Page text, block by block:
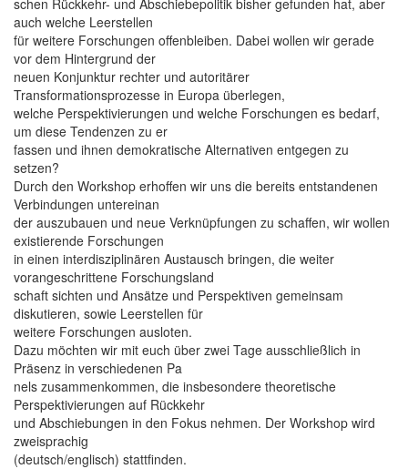
auch welche Leerstellen
für weitere Forschungen offenbleiben. Dabei wollen wir gerade
vor dem Hintergrund der
neuen Konjunktur rechter und autoritärer
Transformationsprozesse in Europa überlegen,
welche Perspektivierungen und welche Forschungen es bedarf,
um diese Tendenzen zu er
fassen und ihnen demokratische Alternativen entgegen zu
setzen?
Durch den Workshop erhoffen wir uns die bereits entstandenen
Verbindungen untereinan
der auszubauen und neue Verknüpfungen zu schaffen, wir wollen
existierende Forschungen
in einen interdisziplinären Austausch bringen, die weiter
vorangeschrittene Forschungsland
schaft sichten und Ansätze und Perspektiven gemeinsam
diskutieren, sowie Leerstellen für
weitere Forschungen ausloten.
Dazu möchten wir mit euch über zwei Tage ausschließlich in
Präsenz in verschiedenen Pa
nels zusammenkommen, die insbesondere theoretische
Perspektivierungen auf Rückkehr
und Abschiebungen in den Fokus nehmen. Der Workshop wird
zweisprachig
(deutsch/englisch) stattfinden.